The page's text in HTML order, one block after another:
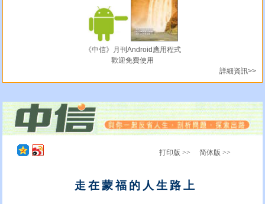
《中信》月刊Android應用程式
歡迎免費使用
詳細資訊>>
打印版 >> 简体版 >>
走在蒙福的人生路上